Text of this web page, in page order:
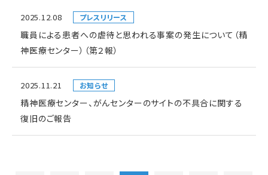
2025.12.08 プレスリリース
職員による患者への虐待と思われる事案の発生について（精
神医療センター）（第２報）
2025.11.21 お知らせ
精神医療センター、がんセンターのサイトの不具合に関する
復旧のご報告